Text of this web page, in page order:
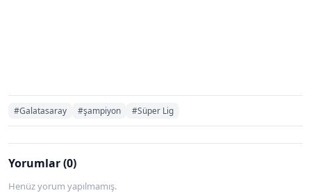
#Galatasaray #şampiyon #Süper Lig
Yorumlar (0)
Henüz yorum yapılmamış.